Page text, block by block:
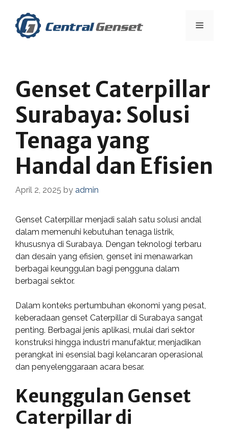
content
Menu
Genset Caterpillar
Surabaya: Solusi
Tenaga yang
Handal dan Efisien
April 2, 2025 by admin
Genset Caterpillar menjadi salah satu solusi andal
dalam memenuhi kebutuhan tenaga listrik,
khususnya di Surabaya. Dengan teknologi terbaru
dan desain yang efisien, genset ini menawarkan
berbagai keunggulan bagi pengguna dalam
berbagai sektor.
Dalam konteks pertumbuhan ekonomi yang pesat,
keberadaan genset Caterpillar di Surabaya sangat
penting. Berbagai jenis aplikasi, mulai dari sektor
konstruksi hingga industri manufaktur, menjadikan
perangkat ini esensial bagi kelancaran operasional
dan penyelenggaraan acara besar.
Keunggulan Genset
Caterpillar di